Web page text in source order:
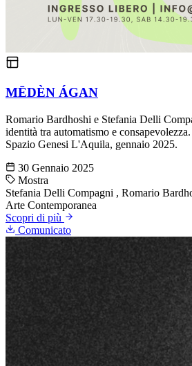
MĒDÈN ÁGAN
Romario Bardhoshi e Stefania Delli
identità tra automatismo e
Spazio Genesi L'Aquila, gennaio 2025.
30 Gennaio 2025
Mostra
Stefania Delli Compagni , Romario
Arte Contemporanea
Scopri di più
Comunicato